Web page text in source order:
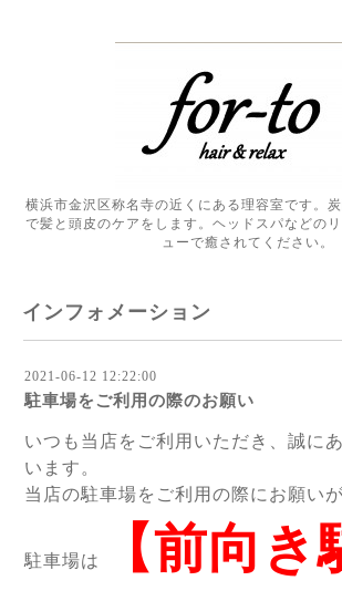
横浜市金沢区称名寺の近くにある理容室です。
で髪と頭皮のケアをします。ヘッドスパなどの
ューで癒されてください。
インフォメーション
2021-06-12 12:22:00
駐車場をご利用の際のお願い
いつも当店をご利用いただき、誠に
います。
当店の駐車場をご利用の際にお願い
駐車場は
【前向き